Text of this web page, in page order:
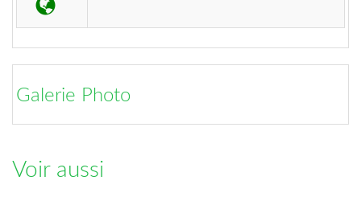
Galerie Photo
Voir aussi